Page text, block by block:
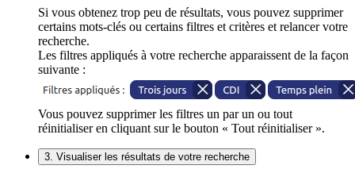
Si vous obtenez trop peu de résultats, vous pouvez supprimer
certains mots-clés ou certains filtres et critères et relancer votre
recherche.
Les filtres appliqués à votre recherche apparaissent de la façon
suivante :
Vous pouvez supprimer les filtres un par un ou tout
réinitialiser en cliquant sur le bouton « Tout réinitialiser ».
3. Visualiser les résultats de votre recherche